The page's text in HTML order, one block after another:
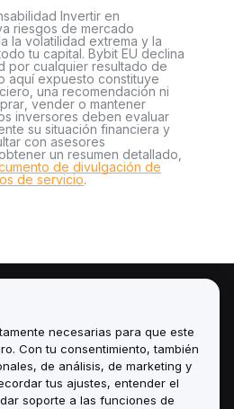
Invertir en
riesgos de mercado
la volatilidad extrema y la
tu capital. Bybit EU declina
por cualquier resultado de
aquí expuesto constituye
una recomendación ni
vender o mantener
inversores deben evaluar
su situación financiera y
con asesores
un resumen detallado,
de divulgación de
de servicio.
necesarias para que este
Con tu consentimiento, también
de análisis, de marketing y
tus ajustes, entender el
soporte a las funciones de